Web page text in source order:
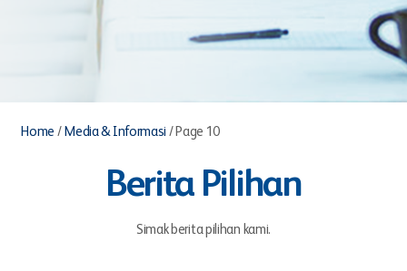
Home / Media & Informasi / Page 10
Berita Pilihan
Simak berita pilihan kami.